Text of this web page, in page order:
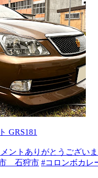
GRS181
ントありがとうございま
石狩市 #コロンボカレ